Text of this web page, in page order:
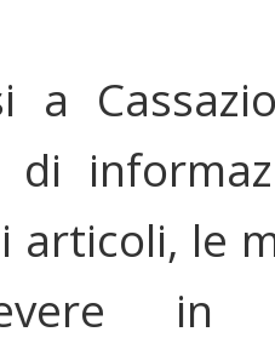
a
di
articoli, le
in